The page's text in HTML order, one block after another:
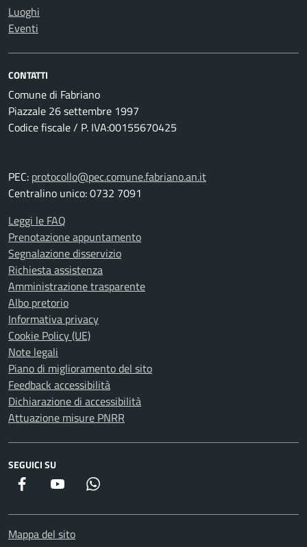
Luoghi
Eventi
CONTATTI
Comune di Fabriano
Piazzale 26 settembre 1997
Codice fiscale / P. IVA:00155670425
PEC: protocollo@pec.comune.fabriano.an.it
Centralino unico: 0732 7091
Leggi le FAQ
Prenotazione appuntamento
Segnalazione disservizio
Richiesta assistenza
Amministrazione trasparente
Albo pretorio
Informativa privacy
Cookie Policy (UE)
Note legali
Piano di miglioramento del sito
Feedback accessibilità
Dichiarazione di accessibilità
Attuazione misure PNRR
SEGUICI SU
Facebook YouTube
Mappa del sito